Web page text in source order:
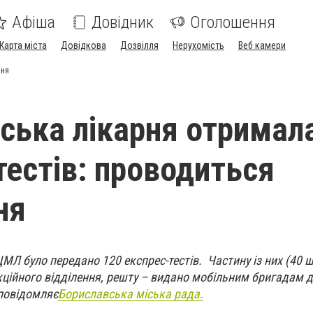
Афіша Довідник Оголошення
Карта міста Довідкова Дозвілля Нерухомість Веб камери
лікарня
проводиться
було передано 120 експрес-тестів. Частину із них (40
відділення, решту – видано мобільним бригадам
Бориславська міська рада.